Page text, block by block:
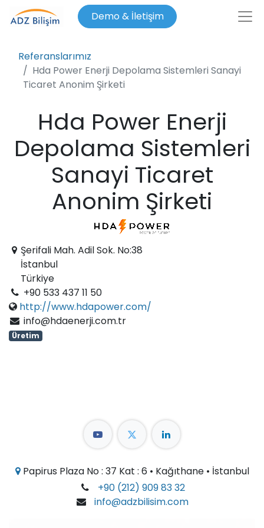
Demo & İletişim
Referanslarımız
Hda Power Enerji Depolama Sistemleri Sanayi
Ticaret Anonim Şirketi
Hda Power Enerji
Depolama Sistemleri
Sanayi Ticaret
Anonim Şirketi
Şerifali Mah. Adil Sok. No:38
İstanbul
Türkiye
+90 533 437 11 50
http://www.hdapower.com/
info@hdaenerji.com.tr
Üretim
Papirus Plaza No : 37 Kat : 6 • Kağıthane • İstanbul
+90 (212) 909 83 32
info@adzbilisim.com